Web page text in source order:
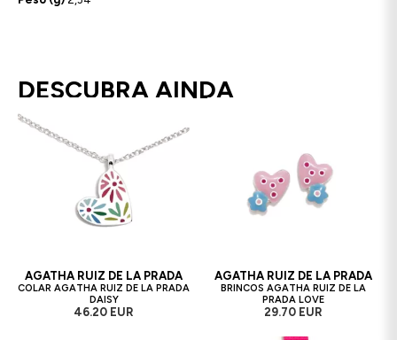
DESCUBRA AINDA
AGATHA RUIZ DE LA PRADA
COLAR AGATHA RUIZ DE LA PRADA
DAISY
46.20 EUR
AGATHA RUIZ DE LA PRADA
BRINCOS AGATHA RUIZ DE LA
PRADA LOVE
29.70 EUR